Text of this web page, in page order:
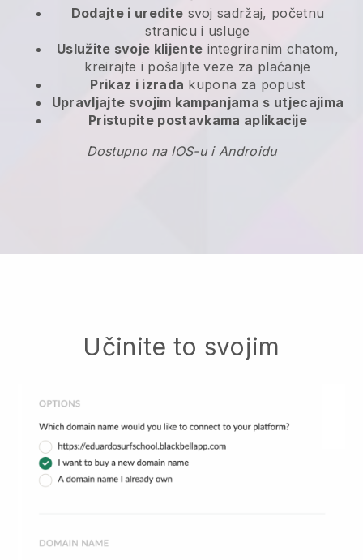
Dodajte i uredite svoj sadržaj, početnu
stranicu i usluge
Uslužite svoje klijente integriranim chatom,
kreirajte i pošaljite veze za plaćanje
Prikaz i izrada kupona za popust
Upravljajte svojim kampanjama s utjecajima
Pristupite postavkama aplikacije
Dostupno na IOS-u i Androidu
Učinite to svojim